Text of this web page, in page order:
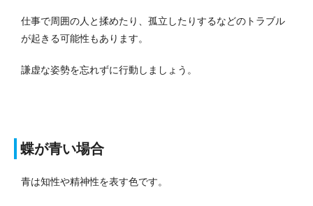
仕事で周囲の人と揉めたり、孤立したりするなどのトラブル
が起きる可能性もあります。
謙虚な姿勢を忘れずに行動しましょう。
蝶が青い場合
青は知性や精神性を表す色です。